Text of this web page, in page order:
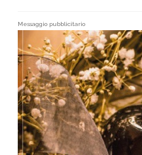
Messaggio pubblicitario